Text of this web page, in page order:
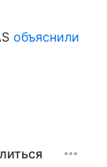
объяснили